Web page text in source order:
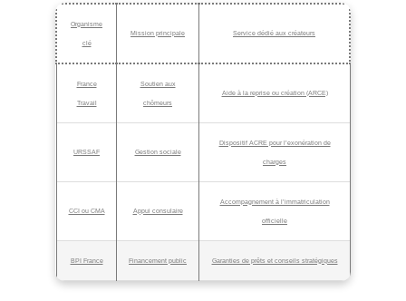
Organisme
clé
Mission principale Service dédié aux créateurs
France
Travail
Soutien aux
chômeurs
Aide à la reprise ou création (ARCE)
URSSAF Gestion sociale
Dispositif ACRE pour l’exonération de
charges
CCI ou CMA Appui consulaire
Accompagnement à l’immatriculation
officielle
BPI France Financement public Garanties de prêts et conseils stratégiques